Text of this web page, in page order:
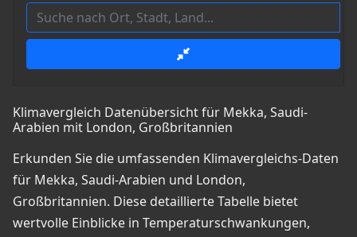
Klimavergleich Datenübersicht für Mekka, Saudi-
Arabien mit London, Großbritannien
Erkunden Sie die umfassenden Klimavergleichs-Daten
für Mekka, Saudi-Arabien und London,
Großbritannien. Diese detaillierte Tabelle bietet
wertvolle Einblicke in Temperaturschwankungen,